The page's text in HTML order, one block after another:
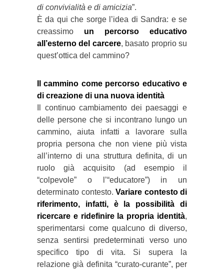
di convivialità e di amicizia”.
È da qui che sorge l’idea di Sandra: e se
creassimo un percorso educativo
all’esterno del carcere, basato proprio su
quest’ottica del cammino?
Il cammino come percorso educativo e
di creazione di una nuova identità
Il continuo cambiamento dei paesaggi e
delle persone che si incontrano lungo un
cammino, aiuta infatti a lavorare sulla
propria persona che non viene più vista
all’interno di una struttura definita, di un
ruolo già acquisito (ad esempio il
“colpevole” o l’“educatore”) in un
determinato contesto. Variare contesto di
riferimento, infatti, è la possibilità di
ricercare e ridefinire la propria identità,
sperimentarsi come qualcuno di diverso,
senza sentirsi predeterminati verso uno
specifico tipo di vita. Si supera la
relazione già definita “curato-curante”, per